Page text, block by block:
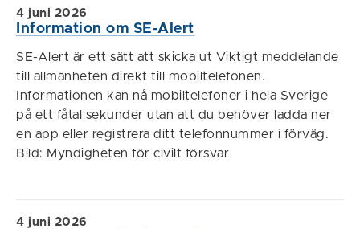
Information om SE-Alert
4 juni 2026
SE-Alert är ett sätt att skicka ut Viktigt meddelande
till allmänheten direkt till mobiltelefonen.
Informationen kan nå mobiltelefoner i hela Sverige
på ett fåtal sekunder utan att du behöver ladda ner
en app eller registrera ditt telefonnummer i förväg.
Bild: Myndigheten för civilt försvar
4 juni 2026